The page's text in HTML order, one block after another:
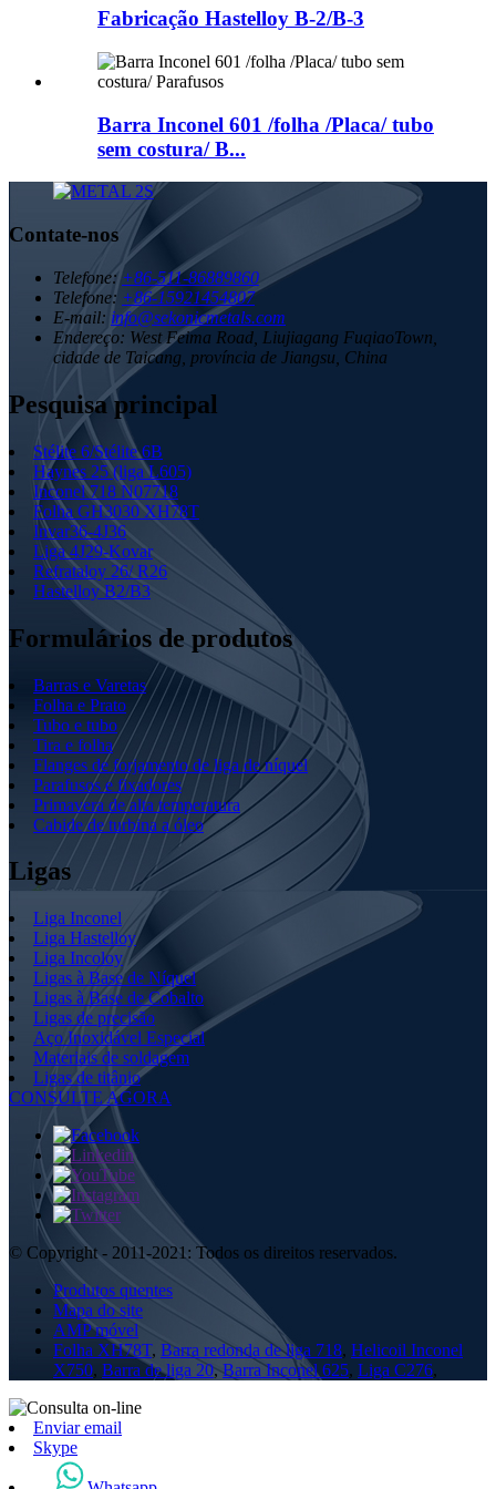
Fabricação Hastelloy B-2/B-3
Barra Inconel 601 /folha /Placa/ tubo
sem costura/ B...
Contate-nos
Telefone: +86-511-86889860
Telefone: +86-15921454807
E-mail: info@sekonicmetals.com
Endereço: West Feima Road, Liujiagang FuqiaoTown,
cidade de Taicang, província de Jiangsu, China
Pesquisa principal
Stélite 6/Stélite 6B
Haynes 25 (liga L605)
Inconel 718 N07718
Folha GH3030 XH78T
Invar36-4J36
Liga 4J29-Kovar
Refrataloy 26/ R26
Hastelloy B2/B3
Formulários de produtos
Barras e Varetas
Folha e Prato
Tubo e tubo
Tira e folha
Flanges de forjamento de liga de níquel
Parafusos e fixadores
Primavera de alta temperatura
Cabide de turbina a óleo
Ligas
Liga Inconel
Liga Hastelloy
Liga Incoloy
Ligas à Base de Níquel
Ligas à Base de Cobalto
Ligas de precisão
Aço Inoxidável Especial
Materiais de soldagem
Ligas de titânio
CONSULTE AGORA
© Copyright - 2011-2021: Todos os direitos reservados.
Produtos quentes
Mapa do site
AMP móvel
Folha XH78T, Barra redonda de liga 718, Helicoil Inconel
X750, Barra de liga 20,Barra Inconel 625, Liga C276,
Enviar email
Skype